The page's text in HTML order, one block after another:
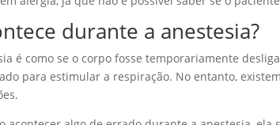
durante a anestesia?
é como se o corpo fosse temporariamente
para estimular a respiração. No entanto,